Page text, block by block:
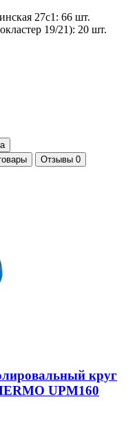
27с1: 66 шт.
19/21): 20 шт.
Отзывы 0
круг
UPM160